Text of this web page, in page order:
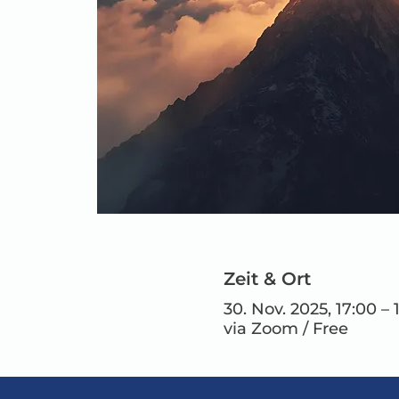
Zeit & Ort
30. Nov. 2025, 17:00 –
via Zoom / Free